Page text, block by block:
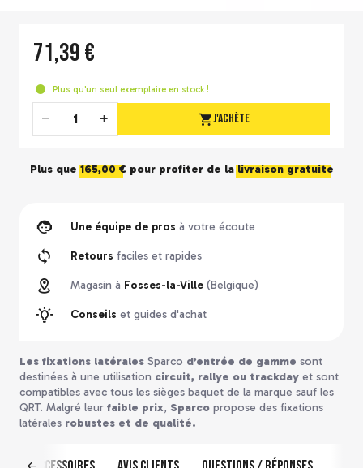
71,39 €
Plus qu'un seul exemplaire en stock !
Quantité J'achète
Plus que165,00 €pour profiter de lalivraison gratuite
Une équipe de pros à votre écoute
Retours faciles et rapides
Magasin à Fosses-la-Ville(Belgique)
Conseils et guides d'achat
Les fixations latérales Sparco d’entrée de gamme sont
destinées à une utilisation circuit, rallye ou trackday et sont
compatibles avec tous les sièges baquet de la marque sauf les
QRT. Malgré leur faible prix, Sparco propose des fixations
latérales robustes et de qualité.